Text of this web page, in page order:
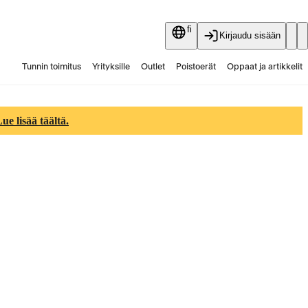
fi
Kirjaudu sisään
Tunnin toimitus Yrityksille Outlet Poistoerät Oppaat ja artikkelit
lisää täältä.